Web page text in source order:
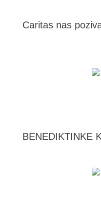
Caritas nas
BENEDIKTINKE